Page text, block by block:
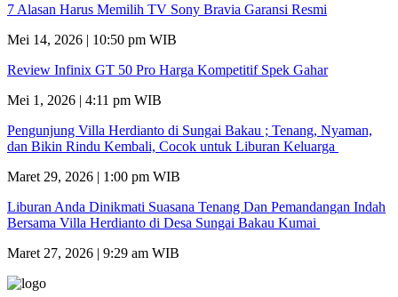
7 Alasan Harus Memilih TV Sony Bravia Garansi Resmi
Mei 14, 2026 | 10:50 pm WIB
Review Infinix GT 50 Pro Harga Kompetitif Spek Gahar
Mei 1, 2026 | 4:11 pm WIB
Pengunjung Villa Herdianto di Sungai Bakau ; Tenang, Nyaman,
dan Bikin Rindu Kembali, Cocok untuk Liburan Keluarga
Maret 29, 2026 | 1:00 pm WIB
Liburan Anda Dinikmati Suasana Tenang Dan Pemandangan Indah
Bersama Villa Herdianto di Desa Sungai Bakau Kumai
Maret 27, 2026 | 9:29 am WIB